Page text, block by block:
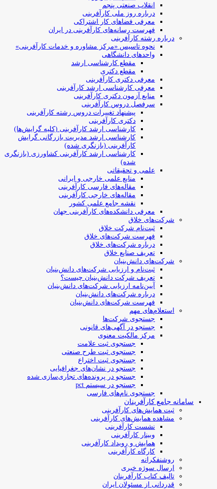
انقلاب صنعتی پنجم
درباره روز ملی کارآفرینی
معرفی فضاهای کار اشتراکی
فهرست رسانه‌های کارآفرینی در ایران
درباره رشته کارآفرینی
نحوه تاسیس «مرکز مشاوره و خدمات کارآفرینی»
واحدهای دانشگاهی
مقطع کارشناسی ارشد
مقطع دکتری
معرفی دکتری کارآفرینی
معرفی کارشناسی ارشد کارآفرینی
منابع آزمون دکتری کارآفرینی
سرفصل دروس کارآفرینی
پیشنهاد تغییرات دروس رشته کارآفرینی
دکتری کارآفرینی
کارشناسی ارشد کارآفرینی (کلیه گرایش‌ها)
کارشناسی ارشد مدیریت بازرگانی گرایش
کارآفرینی (بازنگری شده)
کارشناسی ارشد کارآفرینی کشاورزی (بازنگری
شده)
علمی و تحقیقاتی
منابع علمی خارجی و ایرانی
مقاله‌های فارسی کارآفرینی
مقاله‌های خارجی کارآفرینی
نقشه جامع علمی کشور
معرفی دانشکده‌های کارآفرینی جهان
شرکت‌های خلاق
ثبت‌نام شرکت خلاق
فهرست شرکت‌های خلاق
درباره شرکت‌های خلاق
تعریف صنایع خلاق
شرکت‌های دانش‌بنیان
ثبت‌نام و ارزیابی شرکت‌های دانش‌بنیان
تعریف شرکت دانش‌بنیان چیست؟
آیین‌نامه ارزیابی شرکت‌های دانش‌بنیان
درباره شرکت‌های دانش‌بنیان
فهرست شرکت‌های دانش‌بنیان
استعلام‌های مهم
جستجوی شرکت‌ها
جستجو در آگهی‌های قانونی
مرکز مالکیت معنوی
جستجوی ثبت علامت
جستجوی ثبت طرح صنعتی
جستجوی ثبت اختراع
جستجو در نشان‌های جغرافیایی
جستجو در پرونده‌های تجاری‌سازی شده
جستجو در سیستم pct
جستجوی نام‌های فارسی
سامانه جامع کارآفرینان
ثبت همایش‌های کارآفرینی
مشاهده همایش‌های کارآفرینی
نشست کارآفرینی
وبینار کارآفرینی
همایش و رویداد کارآفرینی
کارگاه کارآفرینی
روشنفکرانه
ارسال سوژه‌ خبری
تالیف کتاب کارآفرینان
قدردانی از مسئولان ایران